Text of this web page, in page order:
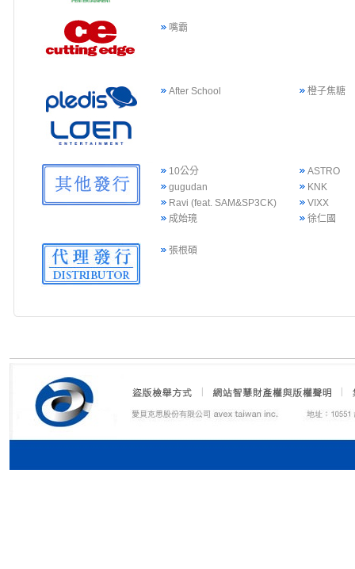
嘴霸
After School 橙子焦糖
10公分
ASTRO
gugudan
KNK
Ravi (feat. SAM&SP3CK)
VIXX
成始璄
徐仁國
張根碩